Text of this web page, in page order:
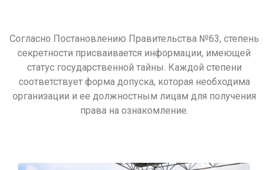
Согласно Постановлению Правительства №63, степень
секретности присваивается информации, имеющей
статус государственной тайны. Каждой степени
соответствует форма допуска, которая необходима
организации и ее должностным лицам для получения
права на ознакомление.